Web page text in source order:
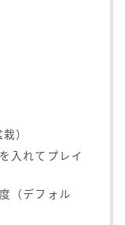
）
入れてプレイ
（デフォル